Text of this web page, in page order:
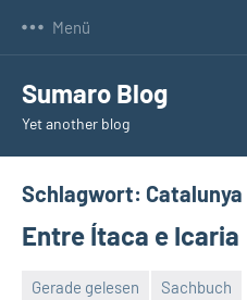
Menü
Sumaro Blog
Yet another blog
Schlagwort: Catalunya
Entre Ítaca e Icaria
Gerade gelesen Sachbuch